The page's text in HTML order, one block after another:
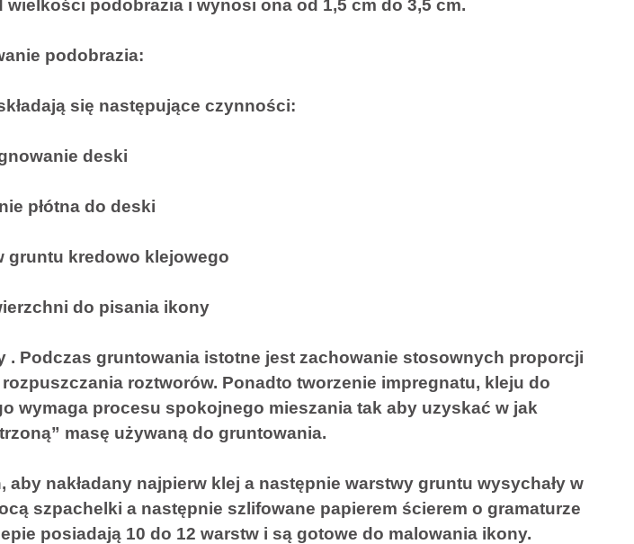
podobrazia i wynosi ona od 1,5 cm do 3,5 cm.
podobrazia:
się następujące czynności:
deski
płótna do deski
gruntu kredowo klejowego
do pisania ikony
Podczas gruntowania istotne jest zachowanie stosownych proporcji
roztworów. Ponadto tworzenie impregnatu, kleju do
wymaga procesu spokojnego mieszania tak aby uzyskać w jak
masę używaną do gruntowania.
nakładany najpierw klej a następnie warstwy gruntu wysychały w
szpachelki a następnie szlifowane papierem ścierem o gramaturze
posiadają 10 do 12 warstw i są gotowe do malowania ikony.